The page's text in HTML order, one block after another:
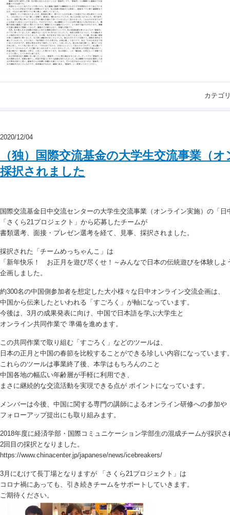
カテゴ
2020/12/04
（独）国際交流基金の大学生交流事業（
採択されました
国際交流基金日中交流センターの大学生交流事業（オンライン実施）の「
「さくら21プロジェクト」から応募したチームが
書類選考、面接・プレゼン選考を経て、見事、採択されました。
採択された「チームめっちゃんこ」は
「新年快乐！ お正月を遊び尽くせ！～みんなで日本の伝統遊びを体験しよ
企画しました。
約300名の中国側参加者を想定した大小様々な日中オンライン交流企画は、
中国から伝来したといわれる「すごろく」が軸になっています。
今後は、3月の成果発表に向け、中国で日本語を学ぶ大学生と
オンライン共同作業で 準備を進めます。
この共同作業で取り組む「すごろく」などのツールは、
日本の正月と中国の春節を比較することができる珍しい内容になっています
これらのツールは事業終了後、本学はもちろんのこと
中国各地の幅広い年齢層が手軽に利用でき、
まさに継続的な交流活動を実現できる点が ポイントになっています。
メンバーは今後、中国に関する専門の講師によるオンライン研修への参加や
フォローアップ提出にも取り組みます。
2018年度に経済学部・国際コミュニケーション学部生の混成チームが採択さ
2回目の採択となりました。
https://www.chinacenter.jp/japanese/news/icebreakers/
3月にむけて長丁場となりますが 「さくら21プロジェクト」は
コロナ禍にあっても、引き続きチームをサポートしていきます。
ご期待ください。